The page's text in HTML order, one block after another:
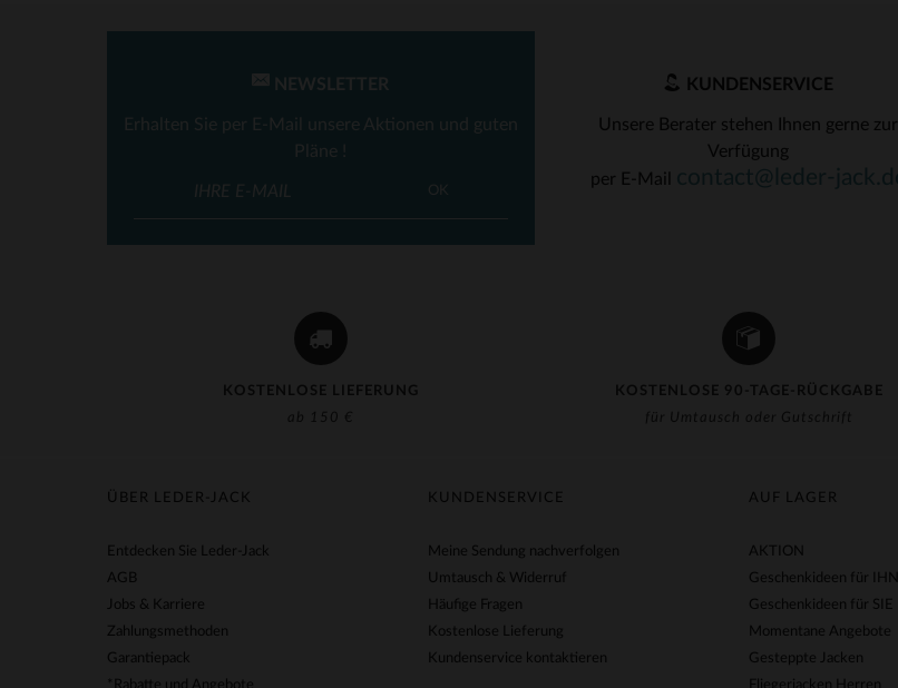
KOSTENLOSE LIEFERUNG
ab 150 €
KOSTENLOSE 90-TAGE-RÜCKGABE
für Umtausch oder Gutschrift
NEWSLETTER
Erhalten Sie per E-Mail unsere Aktionen und guten
Pläne !
OK
KUNDENSERVICE
Unsere Berater stehen Ihnen gerne zur
Verfügung
per E-Mail
KUNDENSERVICE
Meine Sendung nachverfolgen
Umtausch & Widerruf
Häufige Fragen
Kostenlose Lieferung
Kundenservice kontaktieren
AUF LAGER
AKTION
Geschenkideen für IHN
Geschenkideen für SIE
Momentane Angebote
Gesteppte Jacken
ÜBER LEDER-JACK
Entdecken Sie Leder-Jack
AGB
Jobs & Karriere
Zahlungsmethoden
Garantiepack